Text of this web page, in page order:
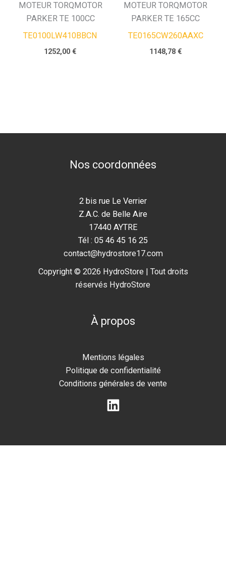
MOTEUR TORQMOTOR
PARKER TE 100CC
TE0100LW410BBCN
1252,00€
MOTEUR TORQMOTOR
PARKER TE 165CC
TE0165CW260AAXC
1148,78 €
Nos coordonnées
2 bis rue Le Verrier
Z.A.C. de Belle Aire
17440 AYTRE
Tél : 05 46 45 16 25
contact@hydrostore17.com
Copyright © 2026 HydroStore | Tout droits
réservés HydroStore
À propos
Mentions légales
Politique de confidentialité
Conditions générales de vente